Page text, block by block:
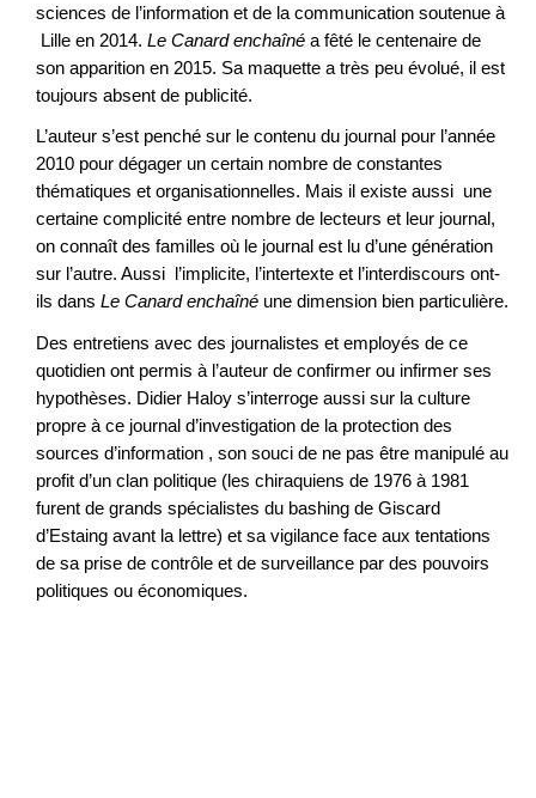
sciences de l’information et de la communication soutenue à
Lille en 2014. Le Canard enchaîné a fêté le centenaire de
son apparition en 2015. Sa maquette a très peu évolué, il est
toujours absent de publicité.
L’auteur s’est penché sur le contenu du journal pour l’année
2010 pour dégager un certain nombre de constantes
thématiques et organisationnelles. Mais il existe aussi une
certaine complicité entre nombre de lecteurs et leur journal,
on connaît des familles où le journal est lu d’une génération
sur l’autre. Aussi l’implicite, l’intertexte et l’interdiscours ont-
ils dans Le Canard enchaîné une dimension bien particulière.
Des entretiens avec des journalistes et employés de ce
quotidien ont permis à l’auteur de confirmer ou infirmer ses
hypothèses. Didier Haloy s’interroge aussi sur la culture
propre à ce journal d’investigation de la protection des
sources d’information , son souci de ne pas être manipulé au
profit d’un clan politique (les chiraquiens de 1976 à 1981
furent de grands spécialistes du bashing de Giscard
d’Estaing avant la lettre) et sa vigilance face aux tentations
de sa prise de contrôle et de surveillance par des pouvoirs
politiques ou économiques.